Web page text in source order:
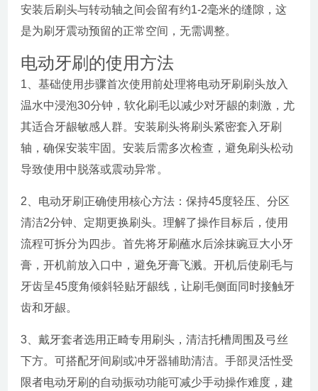
安装后刷头与转动轴之间会留有约1-2毫米的缝隙，这
是为刷牙震动预留的正常空间，无需调整。
电动牙刷的使用方法
1、基础使用步骤首次使用前处理将电动牙刷刷头放入
温水中浸泡30分钟，软化刷毛以减少对牙龈的刺激，尤
其适合牙龈敏感人群。安装刷头将刷头紧密套入牙刷
轴，确保安装牢固。安装后需多次检查，避免刷头松动
导致使用中脱落或震动异常。
2、电动牙刷正确使用核心方法：保持45度轻压、分区
清洁2分钟、定期更换刷头。理解了操作目标后，使用
流程可拆分为四步。首先将牙刷蘸水后涂抹豌豆大小牙
膏，开机前放入口中，避免牙膏飞溅。开机后使刷毛与
牙齿呈45度角倾斜轻贴牙龈线，让刷毛侧面同时接触牙
齿和牙龈。
3、戴牙套者选用正畸专用刷头，清洁托槽周围及弓丝
下方。可搭配牙间刷或冲牙器辅助清洁。手部灵活性受
限者电动牙刷的自动振动功能可减少手动操作难度，建